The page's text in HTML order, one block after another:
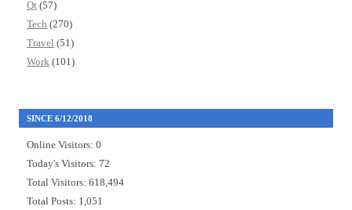
Qt (57)
Tech (270)
Travel (51)
Work (101)
SINCE 6/12/2018
Online Visitors: 0
Today's Visitors: 72
Total Visitors: 618,494
Total Posts: 1,051